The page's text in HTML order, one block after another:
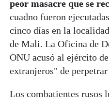
peor masacre que se
cuadno fueron
cinco días en la
de Mali. La Oficina de
ONU acusó al ejército
extranjeros" de
Los combatientes rusos